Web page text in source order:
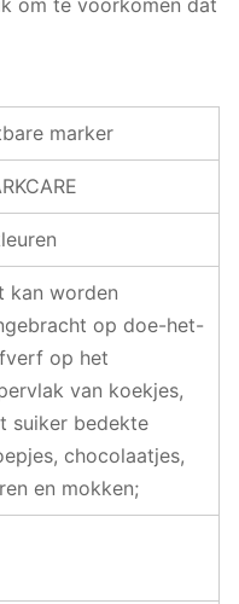
om te voorkomen dat
marker
kan worden
op doe-het-
op het
van koekjes,
suiker bedekte
chocolaatjes,
en mokken;